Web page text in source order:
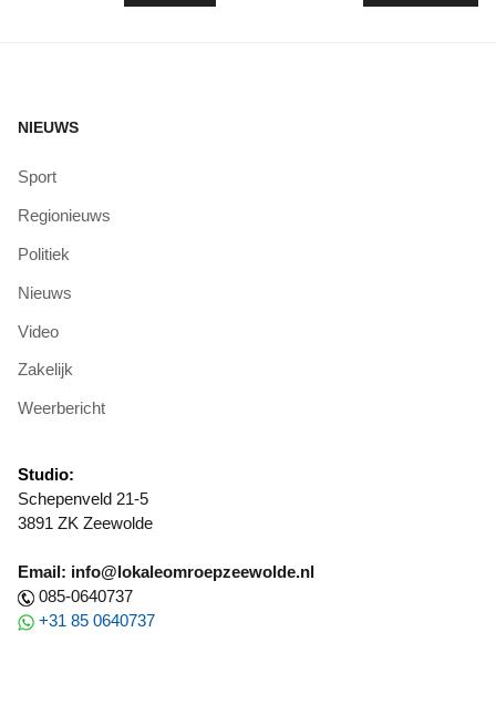
NIEUWS
Sport
Regionieuws
Politiek
Nieuws
Video
Zakelijk
Weerbericht
Studio:
Schepenveld 21-5
3891 ZK Zeewolde
Email: info@lokaleomroepzeewolde.nl
085-0640737
+31 85 0640737